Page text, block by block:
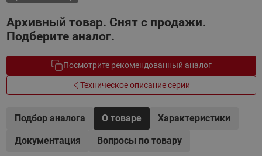
Архивный товар. Снят с продажи.
Подберите аналог.
Посмотрите рекомендованный аналог
Техническое описание серии
Подбор аналога О товаре
Характеристики
Документация
Вопросы по товару